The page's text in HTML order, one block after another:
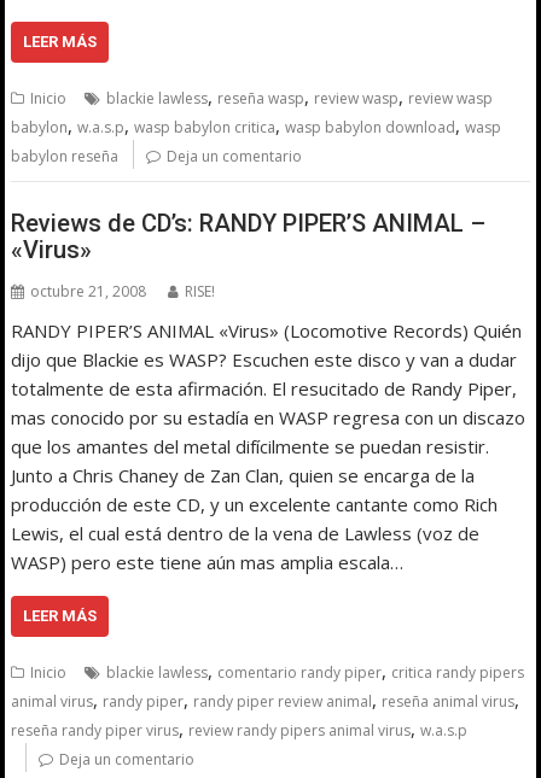
LEER MÁS
Inicio blackie lawless, reseña wasp, review wasp, review wasp
babylon,w.a.s.p,wasp babylon critica,wasp babylon download,wasp
babylon reseña
Deja un comentario
Reviews de CD’s: RANDY PIPER’S ANIMAL –
«Virus»
octubre 21, 2008 RISE!
RANDY PIPER’S ANIMAL «Virus» (Locomotive Records) Quién
dijo que Blackie es WASP? Escuchen este disco y van a dudar
totalmente de esta afirmación. El resucitado de Randy Piper,
mas conocido por su estadía en WASP regresa con un discazo
que los amantes del metal difícilmente se puedan resistir.
Junto a Chris Chaney de Zan Clan, quien se encarga de la
producción de este CD, y un excelente cantante como Rich
Lewis, el cual está dentro de la vena de Lawless (voz de
WASP) pero este tiene aún mas amplia escala…
LEER MÁS
Inicio blackie lawless, comentario randy piper, critica randy pipers
animal virus, randy piper, randy piper review animal, reseña animal virus,
reseña randy piper virus, review randy pipers animal virus,w.a.s.p
Deja un comentario